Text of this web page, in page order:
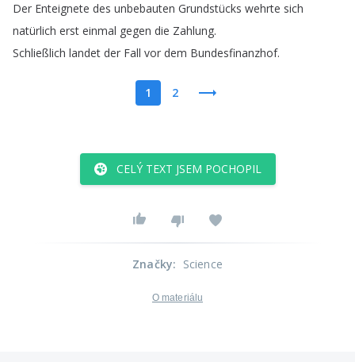
Der Enteignete des unbebauten Grundstücks wehrte sich
natürlich erst einmal gegen die Zahlung.
Schließlich landet der Fall vor dem Bundesfinanzhof.
1 2
CELÝ TEXT JSEM POCHOPIL
Značky: Science
O materiálu